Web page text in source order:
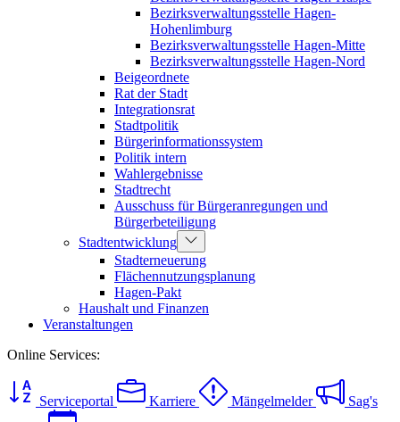
Bezirksverwaltungsstelle Hagen-
Hohenlimburg
Bezirksverwaltungsstelle Hagen-Mitte
Bezirksverwaltungsstelle Hagen-Nord
Beigeordnete
Rat der Stadt
Integrationsrat
Stadtpolitik
Bürgerinformationssystem
Politik intern
Wahlergebnisse
Stadtrecht
Ausschuss für Bürgeranregungen und
Bürgerbeteiligung
Stadtentwicklung
Stadterneuerung
Flächennutzungsplanung
Hagen-Pakt
Haushalt und Finanzen
Veranstaltungen
Online Services:
Serviceportal Karriere Mängelmelder Sag's